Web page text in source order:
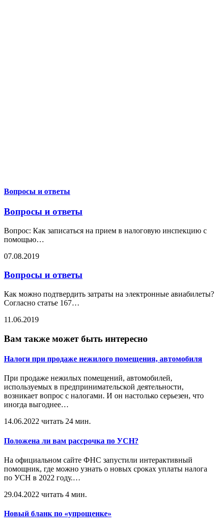
Вопросы и ответы
Вопросы и ответы
Вопрос: Как записаться на прием в налоговую инспекцию с
помощью…
07.08.2019
Вопросы и ответы
Как можно подтвердить затраты на электронные авиабилеты?
Согласно статье 167…
11.06.2019
Вам также может быть интересно
Налоги при продаже нежилого помещения, автомобиля
При продаже нежилых помещений, автомобилей,
используемых в предпринимательской деятельности,
возникает вопрос с налогами. И он настолько серьезен, что
иногда выгоднее…
14.06.2022 читать 24 мин.
Положена ли вам рассрочка по УСН?
На официальном сайте ФНС запустили интерактивный
помощник, где можно узнать о новых сроках уплаты налога
по УСН в 2022 году.…
29.04.2022 читать 4 мин.
Новый бланк по «упрощенке»